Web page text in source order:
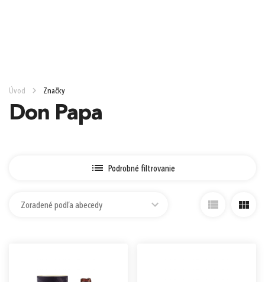
Úvod Značky
Don Papa
Podrobné filtrovanie
Zoradené podľa abecedy